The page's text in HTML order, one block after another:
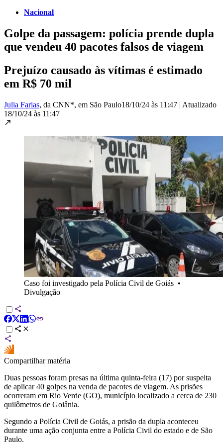
Nacional
Golpe da passagem: polícia prende dupla
que vendeu 40 pacotes falsos de viagem
Prejuízo causado às vítimas é estimado
em R$ 70 mil
Julia Farias, da CNN*, em São Paulo18/10/24 às 11:47 | Atualizado
18/10/24 às 11:47
Caso foi investigado pela Polícia Civil de Goiás •
Divulgação
Compartilhar matéria
Duas pessoas foram presas na última quinta-feira (17) por suspeita
de aplicar 40 golpes na venda de pacotes de viagem. As prisões
ocorreram em Rio Verde (GO), município localizado a cerca de 230
quilômetros de Goiânia.
Segundo a Polícia Civil de Goiás, a prisão da dupla aconteceu
durante uma ação conjunta entre a Polícia Civil do estado e de São
Paulo.